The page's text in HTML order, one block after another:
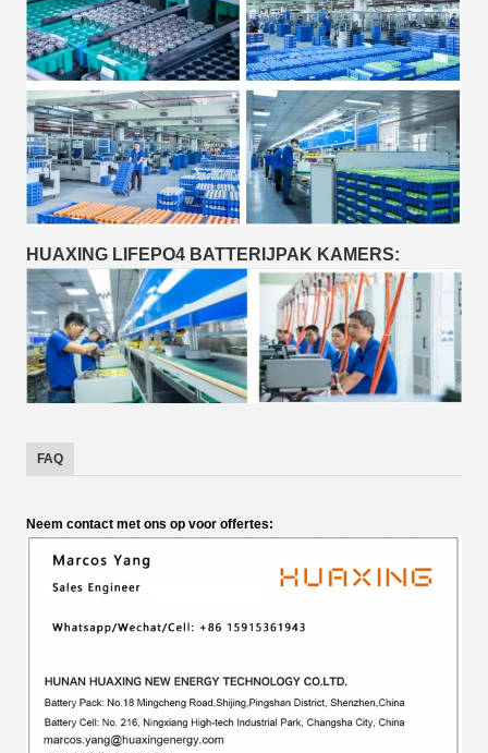
HUAXING LIFEPO4 BATTERIJPAK KAMERS:
FAQ
Neem contact met ons op voor offertes: